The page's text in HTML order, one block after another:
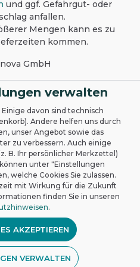
einstufig
lassen und
anderen
Sprühnebel nicht
Anwendung
von
auf
Verwender
trocken lagern.
und
meiden. Vor Frost
und schont die
völlig restentleert
zuführen.
und ggf. Gefahrgut- oder
anfallen.
Mengen kann es zu
kommen.
GmbH
verwalten
davon sind technisch
Andere helfen uns durch
unser Angebot sowie das
zu verbessern. Auch einige
B. Ihr persönlicher Merkzettel)
unter "Einstellungen
welche Cookies Sie zulassen.
mit Wirkung für die Zukunft
finden Sie in unseren
.
AKZEPTIEREN
VERWALTEN